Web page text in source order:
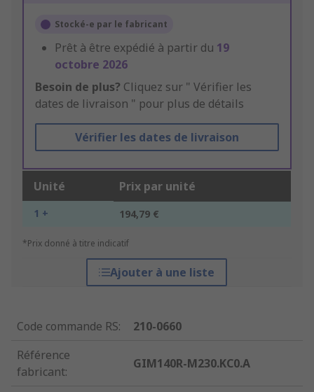
Stocké-e par le fabricant
Prêt à être expédié à partir du 19
octobre 2026
Besoin de plus? Cliquez sur " Vérifier les
dates de livraison " pour plus de détails
Vérifier les dates de livraison
Unité Prix par unité
1 + 194,79 €
*Prix donné à titre indicatif
Ajouter à une liste
Code commande RS:
210-0660
Référence
fabricant:
GIM140R-M230.KC0.A